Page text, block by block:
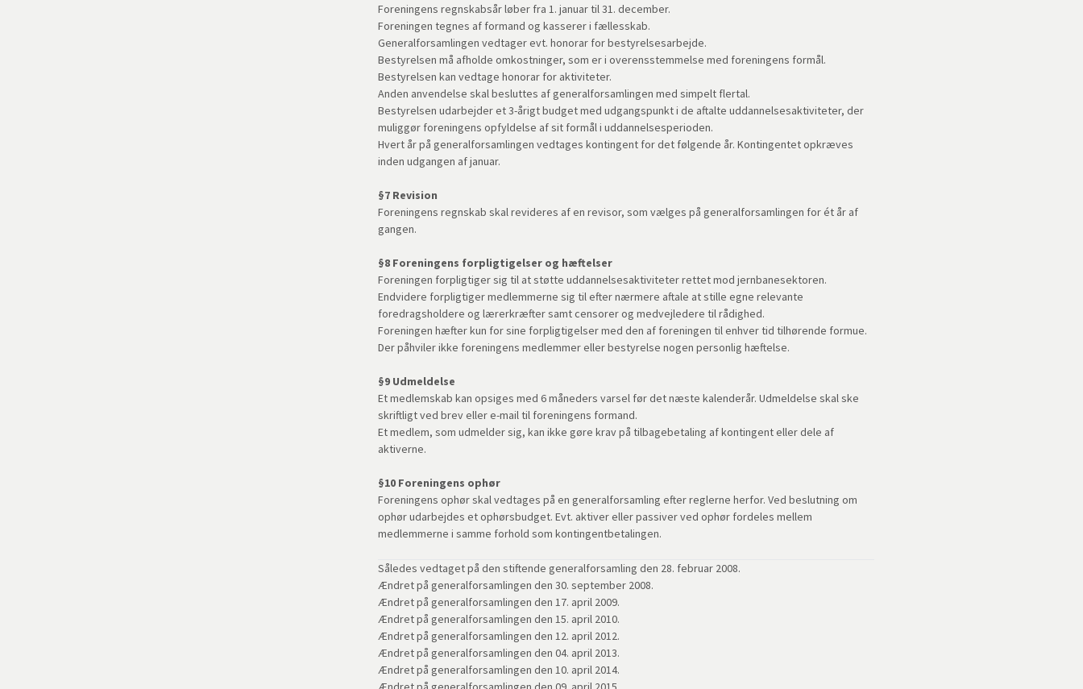
Foreningens regnskabsår løber fra 1. januar til 31. december.
Foreningen tegnes af formand og kasserer i fællesskab.
Generalforsamlingen vedtager evt. honorar for bestyrelsesarbejde.
Bestyrelsen må afholde omkostninger, som er i overensstemmelse med foreningens formål.
Bestyrelsen kan vedtage honorar for aktiviteter.
Anden anvendelse skal besluttes af generalforsamlingen med simpelt flertal.
Bestyrelsen udarbejder et 3-årigt budget med udgangspunkt i de aftalte uddannelsesaktiviteter, der
muliggør foreningens opfyldelse af sit formål i uddannelsesperioden.
Hvert år på generalforsamlingen vedtages kontingent for det følgende år. Kontingentet opkræves
inden udgangen af januar.
§7 Revision
Foreningens regnskab skal revideres af en revisor, som vælges på generalforsamlingen for ét år af
gangen.
§8 Foreningens forpligtigelser og hæftelser
Foreningen forpligtiger sig til at støtte uddannelsesaktiviteter rettet mod jernbanesektoren.
Endvidere forpligtiger medlemmerne sig til efter nærmere aftale at stille egne relevante
foredragsholdere og lærerkræfter samt censorer og medvejledere til rådighed.
Foreningen hæfter kun for sine forpligtigelser med den af foreningen til enhver tid tilhørende formue.
Der påhviler ikke foreningens medlemmer eller bestyrelse nogen personlig hæftelse.
§9 Udmeldelse
Et medlemskab kan opsiges med 6 måneders varsel før det næste kalenderår. Udmeldelse skal ske
skriftligt ved brev eller e-mail til foreningens formand.
Et medlem, som udmelder sig, kan ikke gøre krav på tilbagebetaling af kontingent eller dele af
aktiverne.
§10 Foreningens ophør
Foreningens ophør skal vedtages på en generalforsamling efter reglerne herfor. Ved beslutning om
ophør udarbejdes et ophørsbudget. Evt. aktiver eller passiver ved ophør fordeles mellem
medlemmerne i samme forhold som kontingentbetalingen.
Således vedtaget på den stiftende generalforsamling den 28. februar 2008.
Ændret på generalforsamlingen den 30. september 2008.
Ændret på generalforsamlingen den 17. april 2009.
Ændret på generalforsamlingen den 15. april 2010.
Ændret på generalforsamlingen den 12. april 2012.
Ændret på generalforsamlingen den 04. april 2013.
Ændret på generalforsamlingen den 10. april 2014.